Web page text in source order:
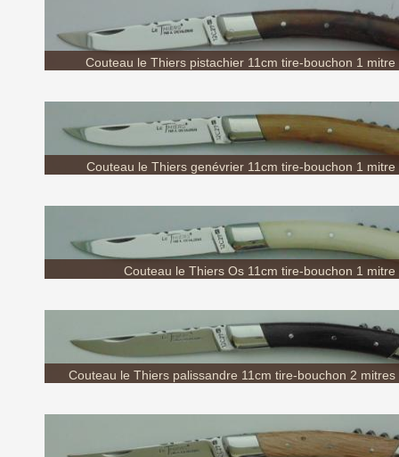
Couteau le Thiers pistachier 11cm tire-bouchon 1 mitre
Couteau le Thiers genévrier 11cm tire-bouchon 1 mitre
Couteau le Thiers Os 11cm tire-bouchon 1 mitre
Couteau le Thiers palissandre 11cm tire-bouchon 2 mitres